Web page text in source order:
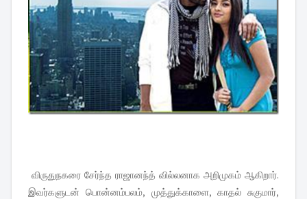
விருதுநகரை சேர்ந்த ராஜானந்த் வில்லனாக அறிமுகம் ஆகிறார்.
இவர்களுடன் பொன்னம்பலம், முத்துக்காளை, காதல் சுகுமார்,